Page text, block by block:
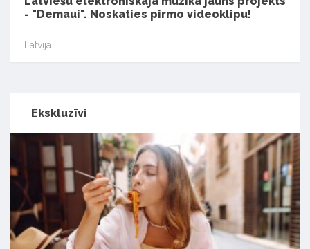
- "Demaui". Noskaties pirmo videoklipu!
Latvijā
Ekskluzīvi